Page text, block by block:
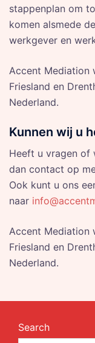
stappenplan om
komen alsmede
werkgever en
Accent Mediation
Friesland en
Nederland.
Kunnen wij u
Heeft u vragen of
dan contact op
Ook kunt u ons
naar
Accent Mediation
Friesland en
Nederland.
Search